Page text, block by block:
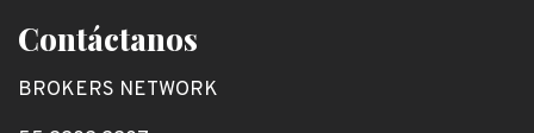
Contáctanos
BROKERS NETWORK